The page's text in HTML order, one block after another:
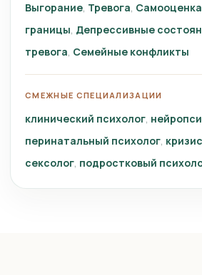
Выгорание Тревога Самооценка
границы Депрессивные
тревога Семейные конфликты
СМЕЖНЫЕ СПЕЦИАЛИЗАЦИИ
клинический психолог
перинатальный психолог
сексолог подростковый